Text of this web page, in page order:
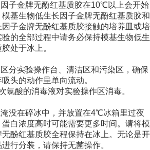
子金牌无酚红基质胶在10℃以上会开始
基生物低生长因子金牌无酚红基质胶和
子金牌无酚红基质胶接触的培养皿或培
的全部过程中请务必保持模基生物低生
处于冰上。
分实验操作台、清洁区和污染区，确保
头的动作呈单向流动。
氯酸的消毒液对实验操作区消毒。
没在碎冰中，并放置在4℃冰箱里过夜
白浓度高时可能需要更多时间。请将模
酚红基质胶全程保持在冰上。无论是开
行分装，请保持无菌操作。